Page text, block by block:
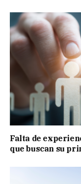
Falta de
que buscan su